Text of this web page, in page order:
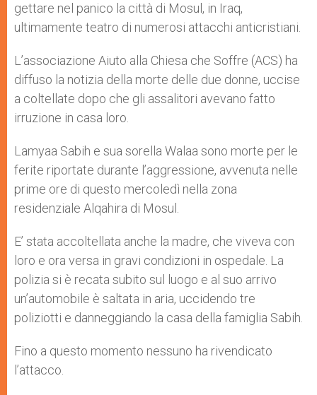
gettare nel panico la città di Mosul, in Iraq,
ultimamente teatro di numerosi attacchi anticristiani.
L’associazione Aiuto alla Chiesa che Soffre (ACS) ha
diffuso la notizia della morte delle due donne, uccise
a coltellate dopo che gli assalitori avevano fatto
irruzione in casa loro.
Lamyaa Sabih e sua sorella Walaa sono morte per le
ferite riportate durante l’aggressione, avvenuta nelle
prime ore di questo mercoledì nella zona
residenziale Alqahira di Mosul.
E’ stata accoltellata anche la madre, che viveva con
loro e ora versa in gravi condizioni in ospedale. La
polizia si è recata subito sul luogo e al suo arrivo
un’automobile è saltata in aria, uccidendo tre
poliziotti e danneggiando la casa della famiglia Sabih.
Fino a questo momento nessuno ha rivendicato
l’attacco.